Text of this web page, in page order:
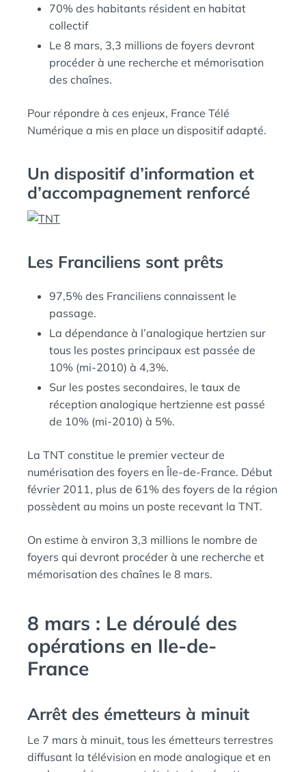
70% des habitants résident en habitat
collectif
Le 8 mars, 3,3 millions de foyers devront
procéder à une recherche et mémorisation
des chaînes.
Pour répondre à ces enjeux, France Télé
Numérique a mis en place un dispositif adapté.
Un dispositif d’information et
d’accompagnement renforcé
Les Franciliens sont prêts
97,5% des Franciliens connaissent le
passage.
La dépendance à l’analogique hertzien sur
tous les postes principaux est passée de
10% (mi-2010) à 4,3%.
Sur les postes secondaires, le taux de
réception analogique hertzienne est passé
de 10% (mi-2010) à 5%.
La TNT constitue le premier vecteur de
numérisation des foyers en Île-de-France. Début
février 2011, plus de 61% des foyers de la région
possèdent au moins un poste recevant la TNT.
On estime à environ 3,3 millions le nombre de
foyers qui devront procéder à une recherche et
mémorisation des chaînes le 8 mars.
8 mars : Le déroulé des
opérations en Ile-de-
France
Arrêt des émetteurs à minuit
Le 7 mars à minuit, tous les émetteurs terrestres
diffusant la télévision en mode analogique et en